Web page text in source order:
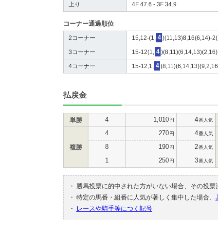
上り 4F 47.6 - 3F 34.9
コーナー通過順位
2コーナー 15,12-(1, 4 )(11,13)8,16(6,14)-
3コーナー 15-12(1, 4
4コーナー 15-12,1, 4
払戻金
単勝 4 1,010円 4番人気
複勝
4 270円 4番人気
8 190円 2番人気
1 250円 3番人気
・
勝馬投票に的中された方がいない場合、その投
・ 特定の馬番・組番に人気が著しく集中した場合、
・
レースや騎手等につく記号